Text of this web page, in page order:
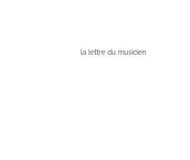
la lettre du musicien